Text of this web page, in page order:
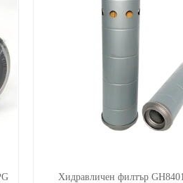
Хидравличен филтър